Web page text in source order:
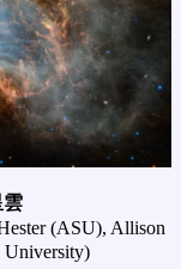
(ASU), Allison
University)